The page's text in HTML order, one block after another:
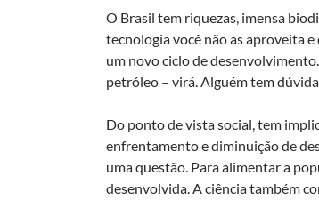
O Brasil tem riquezas, imensa
tecnologia você não as aproveita
um novo ciclo de
petróleo – virá. Alguém tem
Do ponto de vista social, tem
enfrentamento e diminuição de
uma questão. Para alimentar a
desenvolvida. A ciência também